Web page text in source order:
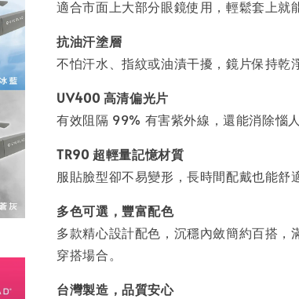
適合市面上大部分眼鏡使用，輕鬆套上就
抗油汗塗層
不怕汗水、指紋或油漬干擾，鏡片保持乾
UV400 高清偏光片
有效阻隔 99% 有害紫外線，還能消除惱
TR90 超輕量記憶材質
服貼臉型卻不易變形，長時間配戴也能舒
多色可選，豐富配色
多款精心設計配色，沉穩內斂簡約百搭，
穿搭場合。
台灣製造，品質安心